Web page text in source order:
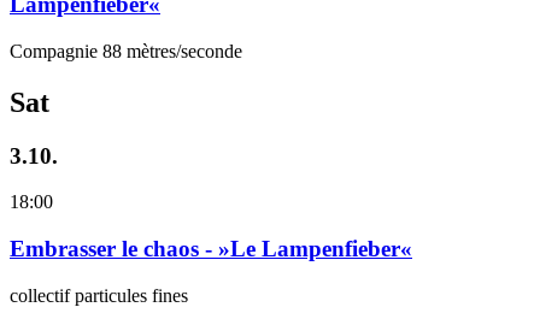
Compagnie 88 mètres/seconde
Sat
3.10.
18:00
Embrasser le chaos - »Le Lampenfieber«
collectif particules fines